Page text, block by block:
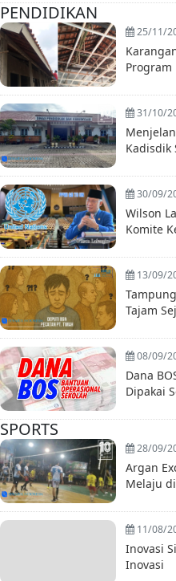
PENDIDIKAN
25/11/
Program
31/10/
Kadisdik
30/09/
Wilson
Komite
13/09/
Tajam
08/09/
Dana
Dipakai
SPORTS
28/09/
Argan
Melaju
11/08/
Inovasi
Inovasi